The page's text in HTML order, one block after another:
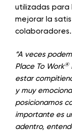
utilizadas para
mejorar la
colaboradores.
“A veces
Place To Work®
estar
y muy
posicionamos
importante es
adentro,